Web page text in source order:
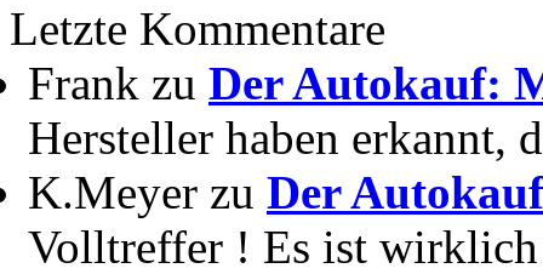
Letzte Kommentare
Frank zu Der Autokauf:
Hersteller haben erkannt,
K.Meyer zu Der
Volltreffer ! Es ist wirklich